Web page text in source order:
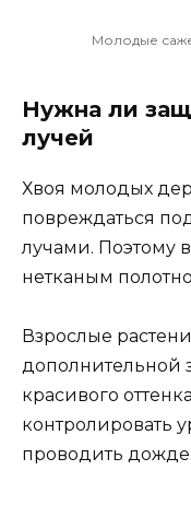
Молодые
Нужна ли
лучей
Хвоя молодых
повреждаться
лучами. Поэтому
нетканым
Взрослые
дополнительной
красивого
контролировать
проводить